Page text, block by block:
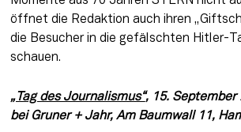
öffnet die Redaktion auch ihren
die Besucher in die gefälschten Hitler-
schauen.
„Tag des Journalismus“, 15. September
bei Gruner + Jahr, Am Baumwall 11,